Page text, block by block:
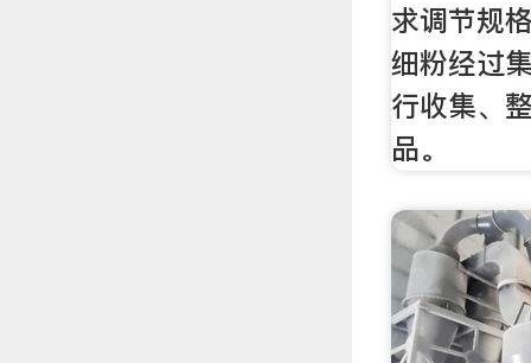
求调节规
细粉经过
行收集、
品。